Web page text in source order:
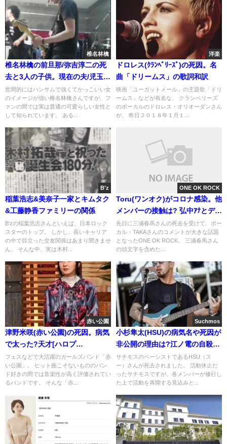
椎名林檎
椎名林檎の前旦那/弥吉淳二の死
去と3人の子供。現在の夫/児玉裕
一は事実婚?電通と五輪
世間的にはハンサムで強くてかっこいい女
のイメージが強い椎名林檎さんですが、フ
ァンの間では実は普通の可愛らしい女性と
して知られています。 ある...
洋楽
ドロレス(ｸﾗﾝﾍﾞﾘｰｽﾞ)の死因。名
曲「ドリームス」の歌詞和訳
映画「ユーガットメール」の主題歌「ドリ
ームス」などが有名な、 クランベリーズ
のボーカルのドロレス・オリオーダンさん
が、 昨日２０１８年１月１...
B'z
稲葉浩志&美奈子一家とキムタク
&工藤静香ファミリーの関係
B'zの稲葉浩志さんといえば、日本ロック
スターのトップ。 しかし、長いキャリア
の中で目立った交友関係はあまり聞きませ
ん。 そんな中、実は木村...
ONE OK ROCK
Toru(ワンオク)がコロナ感染。他
メンバーの接触は? 弘中ｱﾅとディ
ズニー
先日に三浦春馬さんの死去を受けて、ボー
カル・TAKAさんのコメントが大きな話題
となったONE OK ROCK。 三浦春馬さん
の頭文字を含めた...
赤い公園
津野米咲(赤い公園)の死因。病気
で太った?天才[ハロプ
ロ,SMAP,yukiに提供]
フェスなどで大活躍のガールズバンド「赤
い公園」。 ヒット曲こそないもののバン
ド好きの間では音楽性が高く評価されてい
るバンドです。 そんな「赤...
Suchmos
小杉隼太(HSU)の病気名や死因が
非公開の理由は?江ノ電の自殺は
ｶﾞｾﾈﾀ?
サチモスのベーシストであるHSU（ス
ー）さんが死去されました。 活動休止だ
ったサチモスですが、各メンバーが修行し
た上で活動を再開する見込みと...